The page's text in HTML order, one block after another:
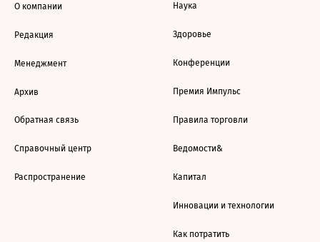
О компании
Редакция
Менеджмент
Архив
Обратная связь
Справочный центр
Распространение
Наука
Здоровье
Конференции
Премия Импульс
Правила торговли
Ведомости&
Капитал
Инновации и технологии
Как потратить